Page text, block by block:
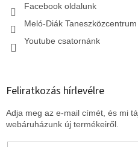
Facebook oldalunk
Meló-Diák
Youtube csatornánk
Feliratkozás hírlevélre
Adja meg az e-mail címét, és mi
webáruházunk új termékeiről.